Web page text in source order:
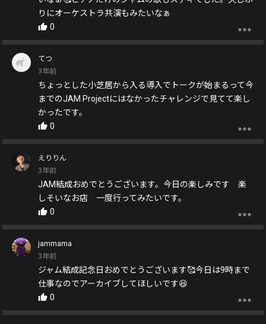
りにオーケストラ共演もみたいなぁ
0
てつ
3年前
ちょっとした小芝居から入る導入でトークが始まるって今
までのJAM Projectにはなかったチャレンジで見てて楽し
かったです。
0
えりりん
3年前
JAM結成おめでとうございます。今日の楽しみです 楽
しそいなお店 一度行ってみたいです。
0
jammama
3年前
ジャム結成記念日おめでとうございます🥰今日は9時まで
仕事なのでアーカイブしてほしいです😆
0